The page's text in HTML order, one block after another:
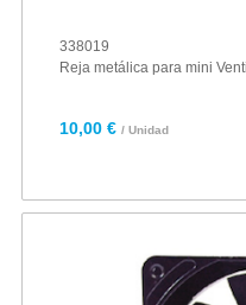
338019
Reja metálica para mini
10,00 € / Unidad